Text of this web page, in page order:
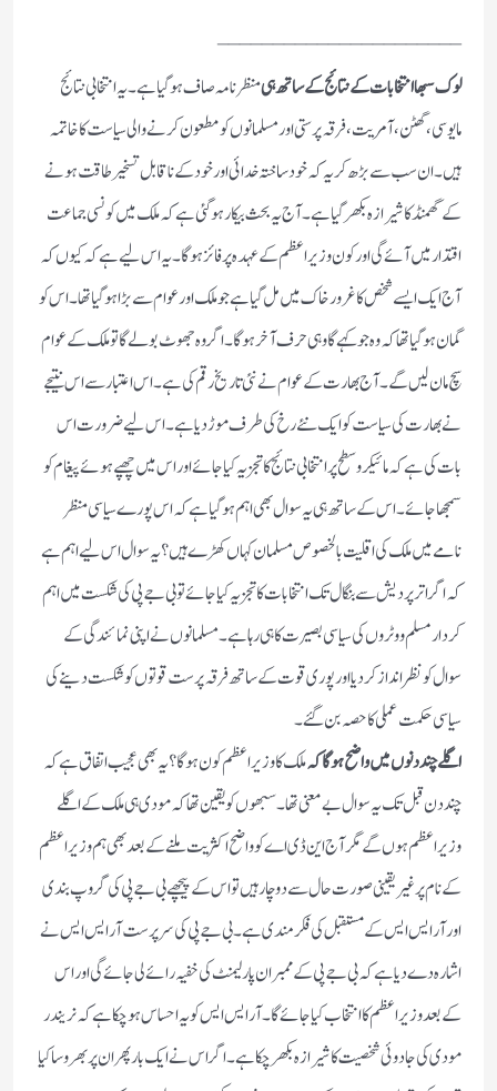
لوک سبھا انتخابات کے نتائج کے ساتھ ہیمنظر نامہ صاف ہوگیا ہے۔ یہ انتخابی نتائج
مایوسی، گھٹن، آمریت، فرقہ پرستی اور مسلمانوں کو مطعون کرنے والی سیاست کا خاتمہ
ہیں۔ ان سب سے بڑھ کر یہ کہ خود ساختہ خدائی اور خود کے ناقابل تسخیر طاقت ہونے
کے گھمنڈ کا شیرازہ بکھر گیا ہے۔ آج یہ بحث بیکار ہوگئی ہے کہ ملک میں کونسی جماعت
اقتدار میں آئے گی اور کون وزیر اعظم کے عہدہ پر فائز ہوگا۔ یہ اس لیے ہے کہ کیوں کہ
آج ایک ایسے شخص کا غرور خاک میں مل گیا ہے جو ملک اور عوام سے بڑا ہوگیا تھا۔ اس کو
گمان ہوگیا تھا کہ وہ جو کہے گا وہی حرف آخر ہوگا۔ اگر وہ جھوٹ بولے گا تو ملک کے عوام
سچ مان لیں گے۔ آج بھارت کے عوام نے نئی تاریخ رقم کی ہے۔ اس اعتبار سے اس نتیجے
نے بھارت کی سیاست کو ایک نئے رخ کی طرف موڑ دیا ہے ۔اس لیے ضرورت اس
بات کی ہے کہ مائیکرو سطح پر انتخابی نتائج کا تجزیہ کیا جائے اور اس میں چھپے ہوئے پیغام کو
سمجھا جائے۔ اس کے ساتھ ہی یہ سوال بھی اہم ہوگیا ہے کہ اس پورے سیاسی منظر
نامے میں ملک کی اقلیت بالخصوص مسلمان کہاں کھڑے ہیں؟ یہ سوال اس لیے اہم ہے
کہ اگر اترپردیش سے بنگال تک انتخابات کا تجزیہ کیا جائے تو بی جے پی کی شکست میں اہم
کردار مسلم ووٹروں کی سیاسی بصیرت کا ہی رہا ہے۔ مسلمانوں نے اپنی نمائندگی کے
سوال کو نظر انداز کردیا اور پوری قوت کے ساتھ فرقہ پرست قوتوں کو شکست دینے کی
سیاسی حکمت عملی کا حصہ بن گئے۔
اگلے چند دنوں میں واضح ہوگا کہملک کا وزیر اعظم کون ہوگا؟ یہ بھی عجیب اتفاق ہے کہ
چند دن قبل تک یہ سوال بے معنی تھا۔ سبھوں کو یقین تھا کہ مودی ہی ملک کے اگلے
وزیر اعظم ہوں گے مگر آج این ڈی اے کو واضح اکثریت ملنے کے بعد بھی ہم وزیر اعظم
کے نام پر غیر یقینی صورت حال سے دو چار ہیں تو اس کے پیچھے بی جے پی کی گروپ بندی
اور آر ایس ایس کے مستقبل کی فکر مندی ہے۔ بی جے پی کی سرپرست آر ایس ایس نے
اشارہ دے دیا ہے کہ بی جے پی کے ممبران پارلیمنٹ کی خفیہ رائے لی جائے گی اور اس
کے بعد وزیر اعظم کا انتخاب کیا جائے گا۔ آر ایس ایس کو یہ احساس ہو چکا ہے کہ نریندر
مودی کی جادوئی شخصیت کا شیرازہ بکھر چکا ہے۔ اگر اس نے ایک بار پھر ان پر بھروسا کیا